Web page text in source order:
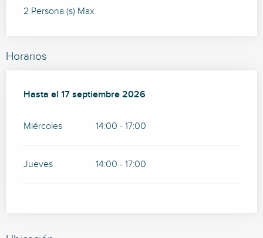
2 Persona (s) Max
Horarios
Del22 julio 2026al17 septiembre 2026
Hasta el 17 septiembre 2026
Miércoles 14:00 - 17:00
Jueves 14:00 - 17:00